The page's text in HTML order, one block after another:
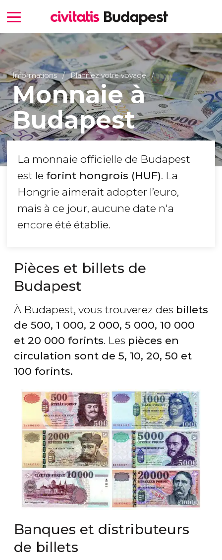
Informations Planifiez votre voyage
Monnaie à
Budapest
La monnaie officielle de Budapest
est le forint hongrois (HUF). La
Hongrie aimerait adopter l’euro,
mais à ce jour, aucune date n'a
encore été établie.
Pièces et billets de
Budapest
À Budapest, vous trouverez des billets
de 500, 1 000, 2 000, 5 000, 10 000
et 20 000 forints. Les pièces en
circulation sont de 5, 10, 20, 50 et
100 forints.
Banques et distributeurs
de billets